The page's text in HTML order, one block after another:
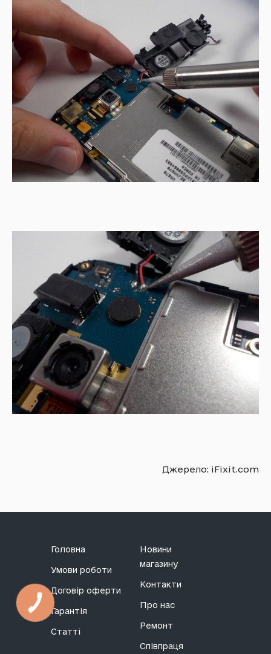
Джерело: iFixit.com
Головна
Умови роботи
Договір оферти
Гарантія
Статті
Новини
магазину
Контакти
Про нас
Ремонт
Співпраця